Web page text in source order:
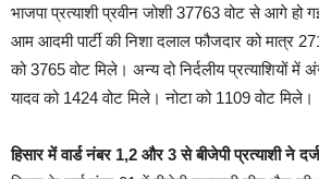
भाजपा प्रत्याशी प्रवीन जोशी 37763 वोट से आगे हो
आम आदमी पार्टी की निशा दलाल फौजदार को मात्र
को 3765 वोट मिले। अन्य दो निर्दलीय प्रत्याशियों में
यादव को 1424 वोट मिले। नोटा को 1109 वोट मिले।
हिसार में वार्ड नंबर 1,2 और 3 से बीजेपी प्रत्याशी ने